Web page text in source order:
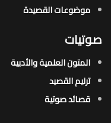
موضوعات القصيدة​
صوتيات
المتون العلمية والأدبية
ترنيم القصيد
قصائد صوتية